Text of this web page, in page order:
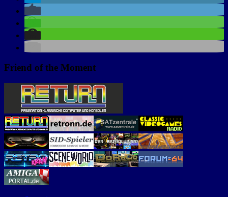
Friend of the Moment